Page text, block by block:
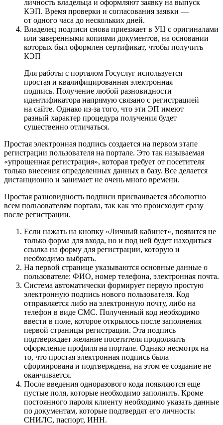
личность владельца и оформляют заявку на выпуск
КЭП. Время проверки и согласования заявки —
от одного часа до нескольких дней.
Владелец подписи снова приезжает в УЦ с оригиналами
или заверенными копиями документов, на основании
которых был оформлен сертификат, чтобы получить
КЭП
Для работы с порталом Госуслуг используется
простая и квалифицированная электронная
подпись. Получение любой разновидности
идентификатора напрямую связано с регистрацией
на сайте. Однако из-за того, что эти ЭП имеют
разный характер процедура получения будет
существенно отличаться.
Простая электронная подпись создается на первом этапе
регистрации пользователя на портале. Это так называемая
«упрощенная регистрация», которая требует от посетителя
только внесения определенных данных в базу. Все делается
дистанционно и занимает не очень много времени.
Простая разновидность подписи присваивается абсолютно
всем пользователям портала, так как это происходит сразу
после регистрации.
Если нажать на кнопку «Личный кабинет», появится не
только форма для входа, но и под ней будет находиться
ссылка на форму для регистрации, которую и
необходимо выбрать.
На первой странице указываются основные данные о
пользователе: ФИО, номер телефона, электронная почта.
Система автоматически формирует первую простую
электронную подпись нового пользователя. Код
отправляется либо на электронную почту, либо на
телефон в виде СМС. Полученный код необходимо
ввести в поле, которое открылось после заполнения
первой страницы регистрации. Эта подпись
подтверждает желание посетителя продолжить
оформление профиля на портале. Однако несмотря на
то, что простая электронная подпись была
сформирована и подтверждена, на этом ее создание не
оканчивается.
После введения одноразового кода появляются еще
пустые поля, которые необходимо заполнить. Кроме
постоянного пароля клиенту необходимо указать данные
по документам, которые подтвердят его личность:
СНИЛС, паспорт, ИНН.